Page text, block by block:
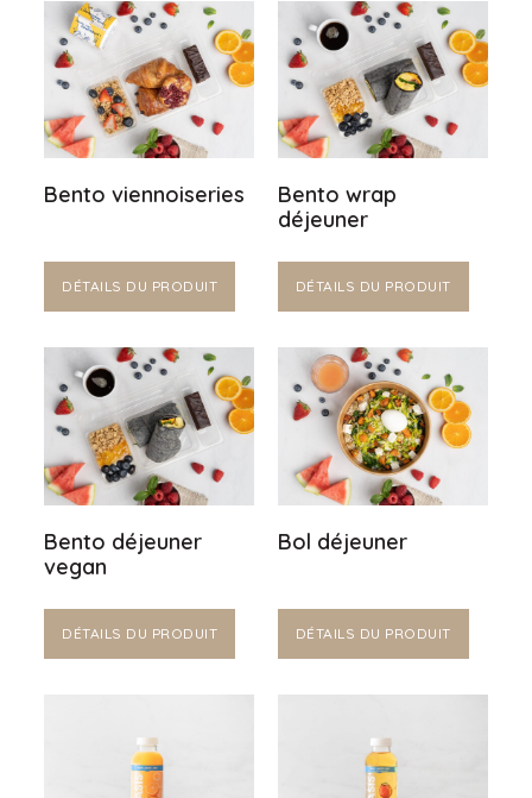
Bento viennoiseries
DÉTAILS DU PRODUIT
Bento wrap
déjeuner
DÉTAILS DU PRODUIT
Bento déjeuner
vegan
DÉTAILS DU PRODUIT
Bol déjeuner
DÉTAILS DU PRODUIT